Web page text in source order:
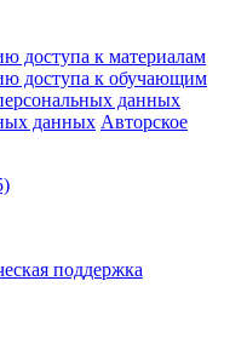
доступа к материалам
доступа к обучающим
данных
данных Авторское
поддержка